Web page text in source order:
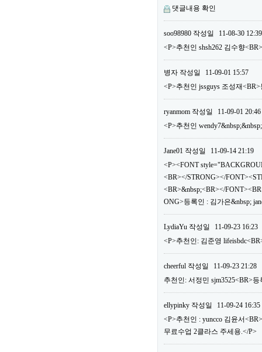
댓글내용 확인
soo98980 작성일
11-08-30 12:39
<P>추천인 shsh262 김수향
병자 작성일
11-09-01 15:57
<P>추천인 jssguys 조성재
ryanmom 작성일
11-09-01 20:46
<P>추천인
Jane01 작성일
11-09-14 21:19
<P><FONT
<BR></STRONG></
<BR>&nbsp;<BR></
ONG>등록인 : 김가은&nbsp;
LydiaYu 작성일
11-09-23 16:23
<P>추천인: 김준영
cheerful 작성일
11-09-23 21:28
추천인: 서정민 sjm3525<BR>등
ellypinky 작성일
11-09-24 16:35
<P>추천인 : yuncco 김윤서
무료수업 2클라스 주세용.</P>